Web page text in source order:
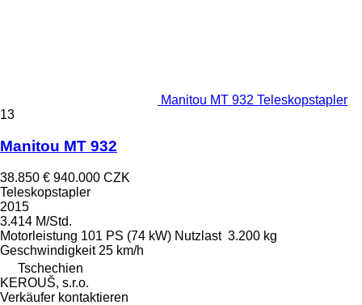
Manitou MT 932 Teleskopstapler
13
Manitou MT 932
38.850 € 940.000 CZK
Teleskopstapler
2015
3.414 M/Std.
Motorleistung 101 PS (74 kW) Nutzlast 3.200 kg
Geschwindigkeit 25 km/h
Tschechien
KEROUŠ, s.r.o.
Verkäufer kontaktieren